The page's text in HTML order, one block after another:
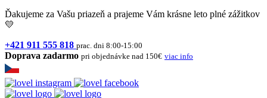
Ďakujeme za Vašu priazeň a prajeme Vám krásne leto plné zážitkov
💛
+421 911 555 818 prac. dni 8:00-15:00
Doprava zadarmo pri objednávke nad 150€ viac info